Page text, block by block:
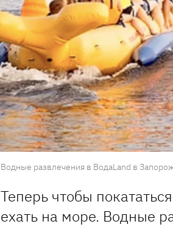
Водные развлечения в ВодаLand в
Теперь чтобы
ехать на море. Водные